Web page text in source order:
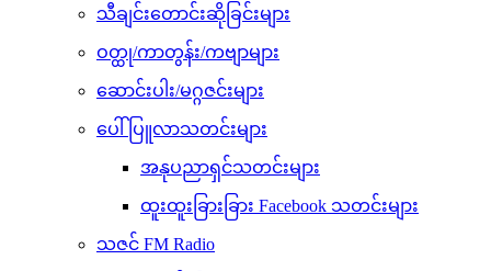
သီချင်းတောင်းဆိုခြင်းများ
ဝတ္ထု/ကာတွန်း/ကဗျာများ
ဆောင်းပါး/မဂ္ဂဇင်းများ
ပေါ်ပြူလာသတင်းများ
အနုပညာရှင်သတင်းများ
ထူးထူးခြားခြား Facebook သတင်းများ
သဇင် FM Radio